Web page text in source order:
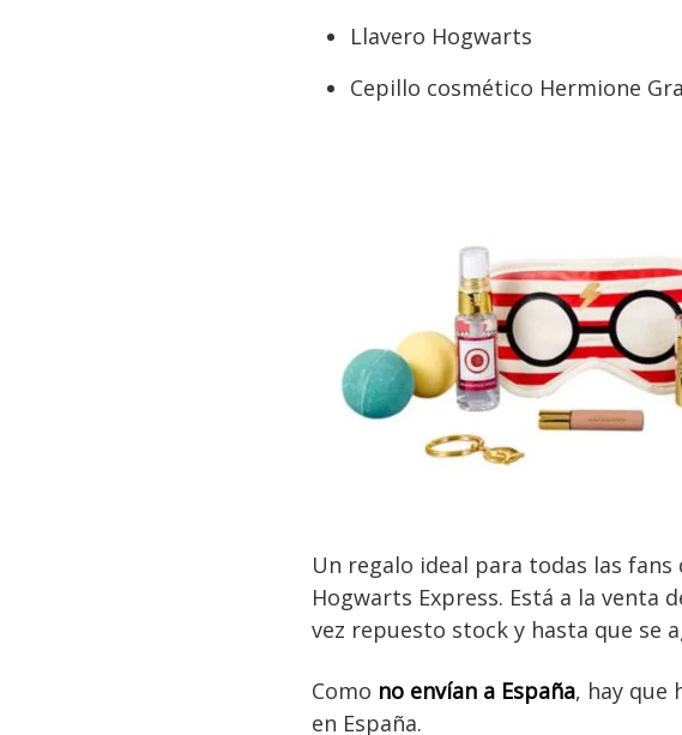
Llavero Hogwarts
Cepillo cosmético Hermione
Un regalo ideal para todas las
Hogwarts Express. Está a la venta
vez repuesto stock y hasta que se
Como no envían a España, hay que
en España.